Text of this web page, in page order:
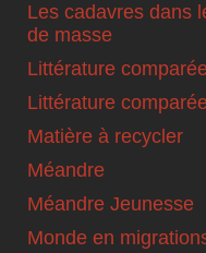
Les cadavres dans
de masse
Littérature
Littérature
Matière à recycler
Méandre
Méandre Jeunesse
Monde en